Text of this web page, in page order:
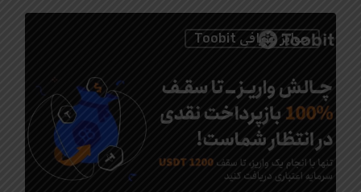
جوایز صرافی Toobit 0